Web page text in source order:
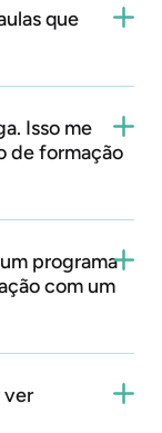
que
Isso me
de formação
programa
com um
ver